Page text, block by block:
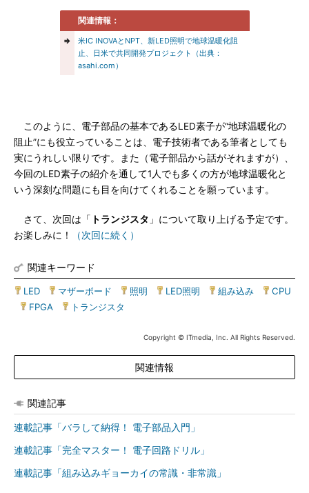
関連情報：
⇒
米IC INOVAとNPT、新LED照明で地球温暖化阻
止、日米で共同開発プロジェクト（出典：
asahi.com）
このように、電子部品の基本であるLED素子が“地球温暖化の
阻止”にも役立っていることは、電子技術者である筆者としても
実にうれしい限りです。また（電子部品から話がそれますが）、
今回のLED素子の紹介を通して1人でも多くの方が地球温暖化と
いう深刻な問題にも目を向けてくれることを願っています。
さて、次回は「 トランジスタ 」について取り上げる予定です。
お楽しみに！
（次回に続く）
関連キーワード
LED マザーボード 照明 LED照明 組み込み
CPU
FPGA トランジスタ
Copyright © ITmedia, Inc. All Rights Reserved.
関連情報
関連記事
連載記事「バラして納得！ 電子部品入門」
連載記事「完全マスター！ 電子回路ドリル」
連載記事「組み込みギョーカイの常識・非常識」